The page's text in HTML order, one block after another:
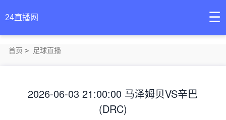
24直播网 ☰
首页 > 足球直播
2026-06-03 21:00:00 马泽姆贝VS辛巴
(DRC)